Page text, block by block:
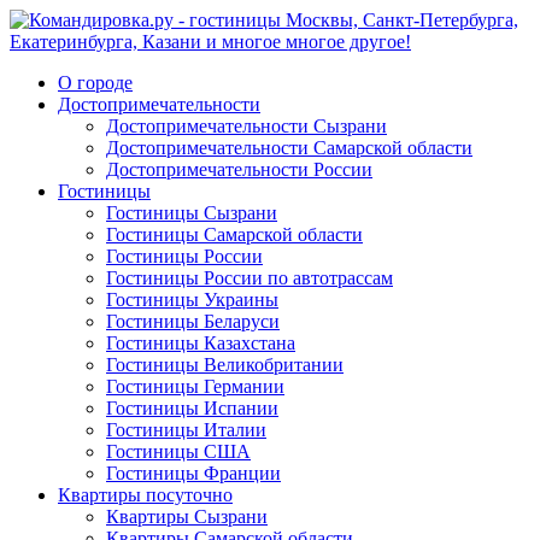
О городе
Достопримечательности
Достопримечательности Сызрани
Достопримечательности Самарской области
Достопримечательности России
Гостиницы
Гостиницы Сызрани
Гостиницы Самарской области
Гостиницы России
Гостиницы России по автотрассам
Гостиницы Украины
Гостиницы Беларуси
Гостиницы Казахстана
Гостиницы Великобритании
Гостиницы Германии
Гостиницы Испании
Гостиницы Италии
Гостиницы США
Гостиницы Франции
Квартиры посуточно
Квартиры Сызрани